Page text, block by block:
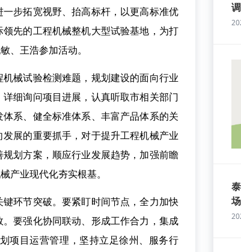
步拓宽视野、抬高标杆，以更高标准优
先的工程机械整机大型试验基地，为打
、王浩参加活动。
械试验检测难题，规划建设的面向行业
细询问项目进展，认真听取市相关部门
系、健全标准体系、丰富产品体系的关
展的重要抓手，对于提升工程机械产业
划方案，顺应行业发展趋势，加强前瞻
产业现代化夯实根基。
环节突破。要紧盯时间节点，全力加快
要强化协同联动、形成工作合力，集成
项目运营管理，坚持立足徐州、服务行